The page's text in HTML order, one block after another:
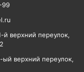
99
й верхний переулок,
ый верхний переулок,